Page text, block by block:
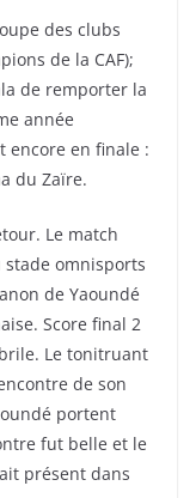
des clubs
de la CAF);
de remporter la
année
encore en finale :
du Zaïre.
Le match
omnisports
de Yaoundé
Score final 2
Le tonitruant
de son
portent
fut belle et le
présent dans